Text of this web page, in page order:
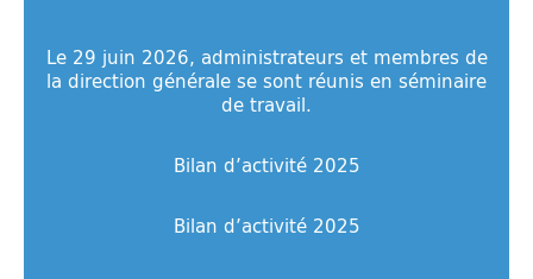
Le 29 juin 2026, administrateurs et membres de
la direction générale se sont réunis en séminaire
de travail.
Bilan d’activité 2025
Bilan d’activité 2025